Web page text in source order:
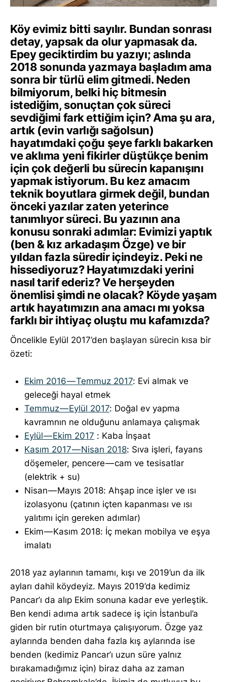
Köy evimiz bitti sayılır. Bundan sonrası
detay, yapsak da olur yapmasak da.
Epey geciktirdim bu yazıyı; aslında
2018 sonunda yazmaya başladım ama
sonra bir türlü elim gitmedi. Neden
bilmiyorum, belki hiç bitmesin
istediğim, sonuçtan çok süreci
sevdiğimi fark ettiğim için? Ama şu ara,
artık (evin varlığı sağolsun)
hayatımdaki çoğu şeye farklı bakarken
ve aklıma yeni fikirler düştükçe benim
için çok değerli bu sürecin kapanışını
yapmak istiyorum. Bu kez amacım
teknik boyutlara girmek değil, bundan
önceki yazılar zaten yeterince
tanımlıyor süreci. Bu yazının ana
konusu sonraki adımlar: Evimizi yaptık
(ben & kız arkadaşım Özge) ve bir
yıldan fazla süredir içindeyiz. Peki ne
hissediyoruz? Hayatımızdaki yerini
nasıl tarif ederiz? Ve herşeyden
önemlisi şimdi ne olacak? Köyde yaşam
artık hayatımızın ana amacı mı yoksa
farklı bir ihtiyaç oluştu mu kafamızda?
Öncelikle Eylül 2017’den başlayan sürecin kısa bir
özeti:
Ekim 2016 — Temmuz 2017: Evi almak ve
geleceği hayal etmek
Temmuz — Eylül 2017: Doğal ev yapma
kavramnın ne olduğunu anlamaya çalışmak
Eylül — Ekim 2017 : Kaba İnşaat
Kasım 2017 — Nisan 2018: Sıva işleri, fayans
döşemeler, pencere — cam ve tesisatlar
(elektrik + su)
Nisan — Mayıs 2018: Ahşap ince işler ve ısı
izolasyonu (çatının içten kapanması ve ısı
yalıtımı için gereken adımlar)
Ekim — Kasım 2018: İç mekan mobilya ve eşya
imalatı
2018 yaz aylarının tamamı, kışı ve 2019’un da ilk
ayları dahil köydeyiz. Mayıs 2019’da kedimiz
Pancar’ı da alıp Ekim sonuna kadar eve yerleştik.
Ben kendi adıma artık sadece iş için İstanbul’a
giden bir rutin oturtmaya çalışıyorum. Özge yaz
aylarında benden daha fazla kış aylarında ise
benden (kedimiz Pancar’ı uzun süre yalnız
bırakamadığımız için) biraz daha az zaman